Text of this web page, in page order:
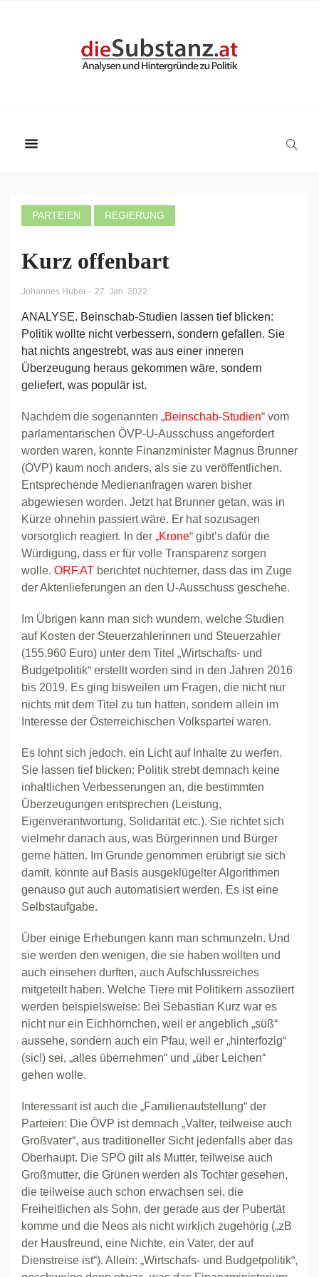
PARTEIEN REGIERUNG
Kurz offenbart
Johannes Huber - 27. Jan. 2022
ANALYSE. Beinschab-Studien lassen tief blicken:
Politik wollte nicht verbessern, sondern gefallen. Sie
hat nichts angestrebt, was aus einer inneren
Überzeugung heraus gekommen wäre, sondern
geliefert, was populär ist.
Nachdem die sogenannten „Beinschab-Studien“ vom
parlamentarischen ÖVP-U-Ausschuss angefordert
worden waren, konnte Finanzminister Magnus Brunner
(ÖVP) kaum noch anders, als sie zu veröffentlichen.
Entsprechende Medienanfragen waren bisher
abgewiesen worden. Jetzt hat Brunner getan, was in
Kürze ohnehin passiert wäre. Er hat sozusagen
vorsorglich reagiert. In der „Krone“ gibt‘s dafür die
Würdigung, dass er für volle Transparenz sorgen
wolle. ORF.AT berichtet nüchterner, dass das im Zuge
der Aktenlieferungen an den U-Ausschuss geschehe.
Im Übrigen kann man sich wundern, welche Studien
auf Kosten der Steuerzahlerinnen und Steuerzahler
(155.960 Euro) unter dem Titel „Wirtschafts- und
Budgetpolitik“ erstellt worden sind in den Jahren 2016
bis 2019. Es ging bisweilen um Fragen, die nicht nur
nichts mit dem Titel zu tun hatten, sondern allein im
Interesse der Österreichischen Volkspartei waren.
Es lohnt sich jedoch, ein Licht auf Inhalte zu werfen.
Sie lassen tief blicken: Politik strebt demnach keine
inhaltlichen Verbesserungen an, die bestimmten
Überzeugungen entsprechen (Leistung,
Eigenverantwortung, Solidarität etc.). Sie richtet sich
vielmehr danach aus, was Bürgerinnen und Bürger
gerne hätten. Im Grunde genommen erübrigt sie sich
damit, könnte auf Basis ausgeklügelter Algorithmen
genauso gut auch automatisiert werden. Es ist eine
Selbstaufgabe.
Über einige Erhebungen kann man schmunzeln. Und
sie werden den wenigen, die sie haben wollten und
auch einsehen durften, auch Aufschlussreiches
mitgeteilt haben. Welche Tiere mit Politikern assoziiert
werden beispielsweise: Bei Sebastian Kurz war es
nicht nur ein Eichhörnchen, weil er angeblich „süß“
aussehe, sondern auch ein Pfau, weil er „hinterfozig“
(sic!) sei, „alles übernehmen“ und „über Leichen“
gehen wolle.
Interessant ist auch die „Familienaufstellung“ der
Parteien: Die ÖVP ist demnach „Valter, teilweise auch
Großvater“, aus traditioneller Sicht jedenfalls aber das
Oberhaupt. Die SPÖ gilt als Mutter, teilweise auch
Großmutter, die Grünen werden als Tochter gesehen,
die teilweise auch schon erwachsen sei, die
Freiheitlichen als Sohn, der gerade aus der Pubertät
komme und die Neos als nicht wirklich zugehörig („zB
der Hausfreund, eine Nichte, ein Vater, der auf
Dienstreise ist“). Allein: „Wirtschafs- und Budgetpolitik“,